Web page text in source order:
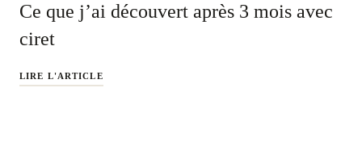
Ce que j’ai découvert après 3 mois avec
ciret
LIRE L'ARTICLE